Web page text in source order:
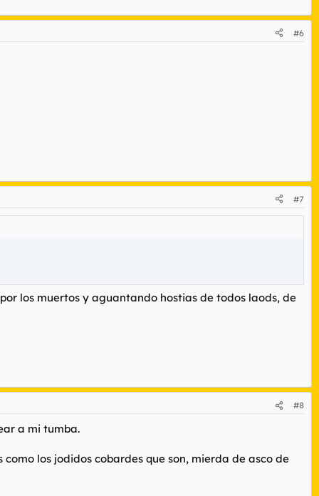
#6
#7
los muertos y aguantando hostias de todos laods, de
#8
a mi tumba.
los jodidos cobardes que son, mierda de asco de